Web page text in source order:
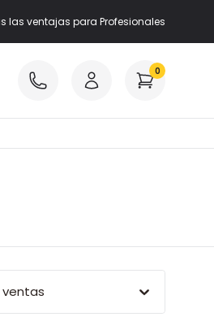
las ventajas para Profesionales
0
ventas